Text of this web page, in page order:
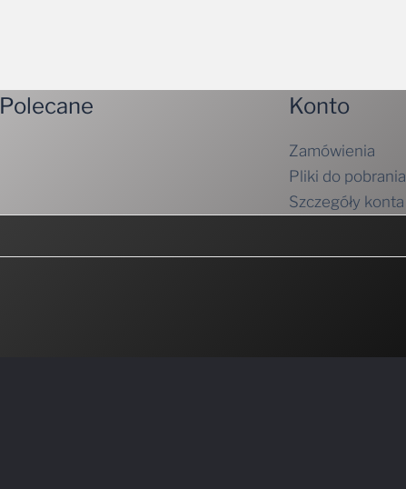
Polecane Konto
Zamówienia
Pliki do pobrania
Szczegóły konta